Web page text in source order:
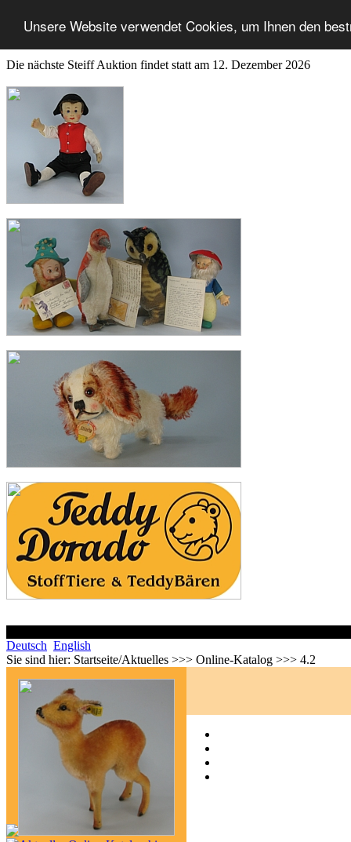
Unsere Website verwendet Cookies, um Ihnen den
Die nächste Steiff Auktion findet statt am 12. Dezember 2026
Deutsch English
Sie sind hier: Startseite/Aktuelles >>> Online-Katalog >>> 4.2